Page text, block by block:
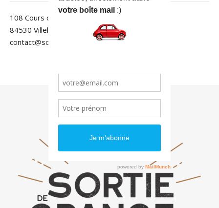
108 Cours des Jardins
84530 Villelaure
contact@sortiedegrange.com